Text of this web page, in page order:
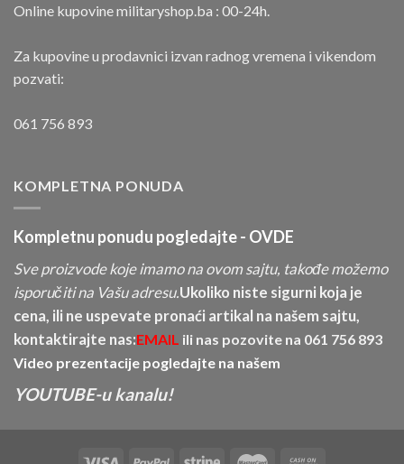
Online kupovine militaryshop.ba : 00-24h.
Za kupovine u prodavnici izvan radnog vremena i vikendom
pozvati:
061 756 893
KOMPLETNA PONUDA
Kompletnu ponudu pogledajte - OVDE
Sve proizvode koje imamo na ovom sajtu, takođe možemo
isporučiti na Vašu adresu.Ukoliko niste sigurni koja je
cena, ili ne uspevate pronaći artikal na našem sajtu,
kontaktirajte nas:EMAIL ili nas pozovite na 061 756 893
Video prezentacije pogledajte na našem
YOUTUBE-u kanalu!